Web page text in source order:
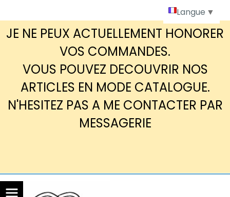
JE NE PEUX ACTUELLEMENT HONORER
VOS COMMANDES.
VOUS POUVEZ DECOUVRIR NOS
ARTICLES EN MODE CATALOGUE.
N'HESITEZ PAS A ME CONTACTER PAR
MESSAGERIE
Langue ▼